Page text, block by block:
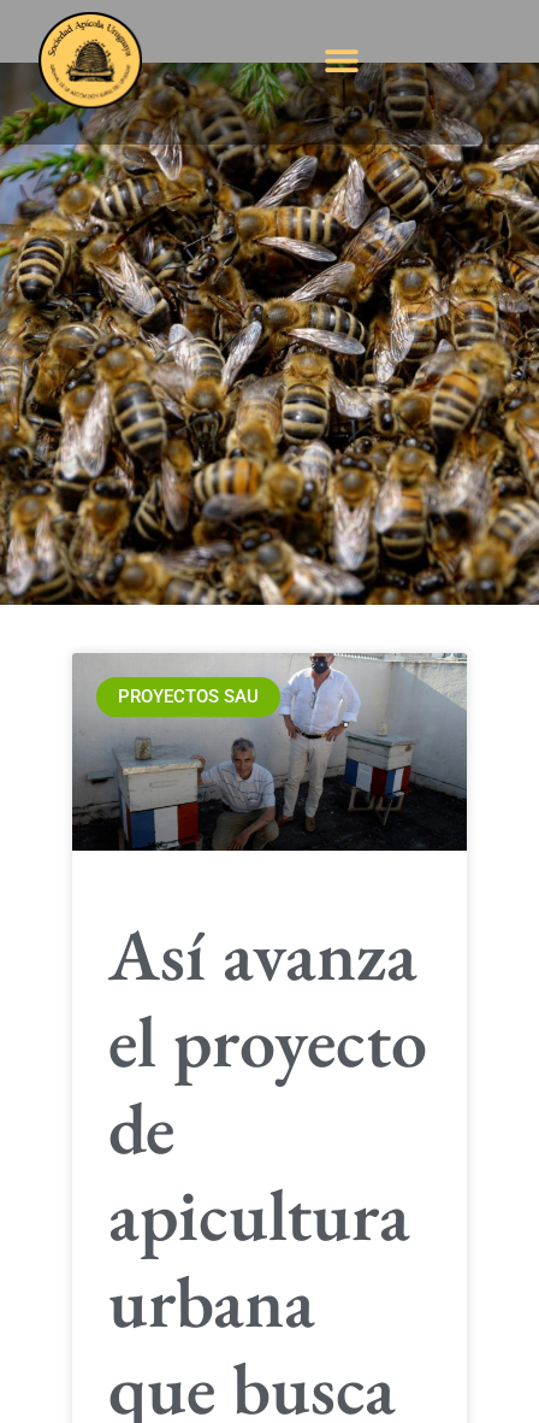
Así avanza el
proyecto de
apicultura urbana que
busca tener más
colmenas en
Montevideo
PROYECTOS SAU
Así avanza
el proyecto
de
apicultura
urbana
que busca